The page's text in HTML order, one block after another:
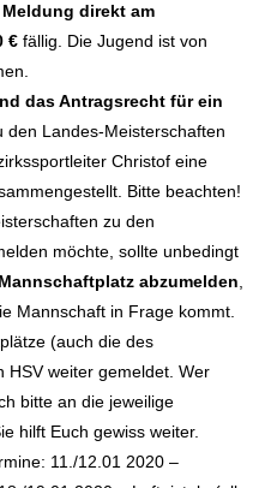
Meldung direkt am
€ fällig. Die Jugend ist von
das Antragsrecht für ein
den Landes-Meisterschaften
Christof eine
Bitte beachten!
zu den
möchte, sollte unbedingt
Mannschaftplatz abzumelden
Mannschaft in Frage kommt.
(auch die des
HSV weiter gemeldet. Wer
bitte an die jeweilige
hilft Euch gewiss weiter.
11./12.01 2020 –